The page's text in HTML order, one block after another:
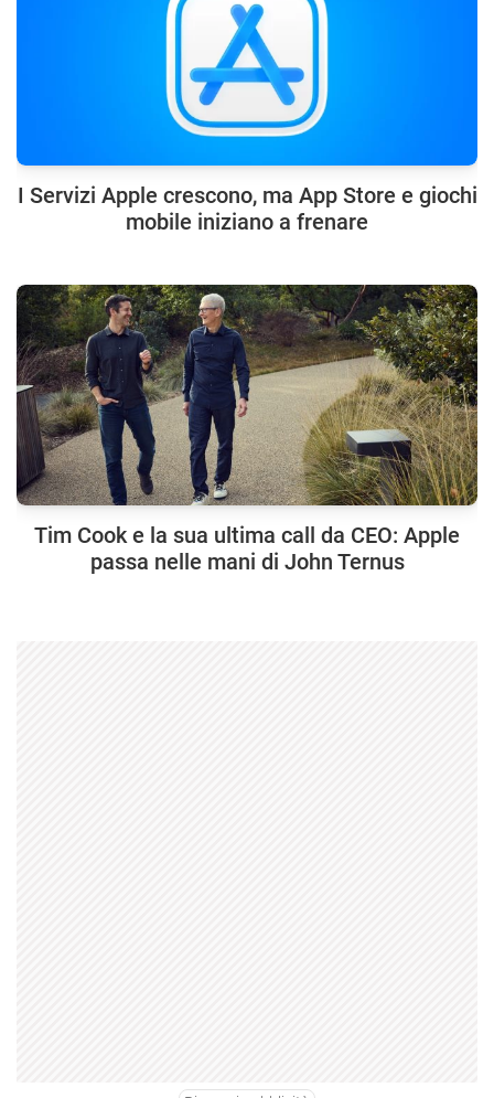
I Servizi Apple crescono, ma App Store e giochi
mobile iniziano a frenare
Tim Cook e la sua ultima call da CEO: Apple
passa nelle mani di John Ternus